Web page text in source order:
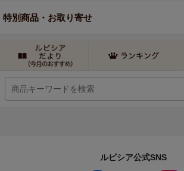
特別商品・お取り寄せ
ルピシア公式SNS